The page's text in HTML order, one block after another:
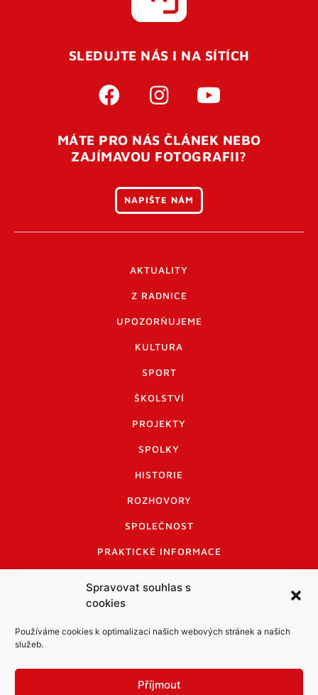
Spravovat souhlas s
cookies
Používáme cookies k optimalizaci našich webových stránek a našich
služeb.
Příjmout
SLEDUJTE NÁS I NA SÍTÍCH
MÁTE PRO NÁS ČLÁNEK NEBO
ZAJÍMAVOU FOTOGRAFII?
NAPIŠTE NÁM
AKTUALITY
Z RADNICE
UPOZORŇUJEME
KULTURA
SPORT
ŠKOLSTVÍ
PROJEKTY
SPOLKY
HISTORIE
ROZHOVORY
SPOLEČNOST
PRAKTICKÉ INFORMACE
INFORMACE A KODEX DISKUTUJÍCÍCH
LOGO A LOGO MANUÁL